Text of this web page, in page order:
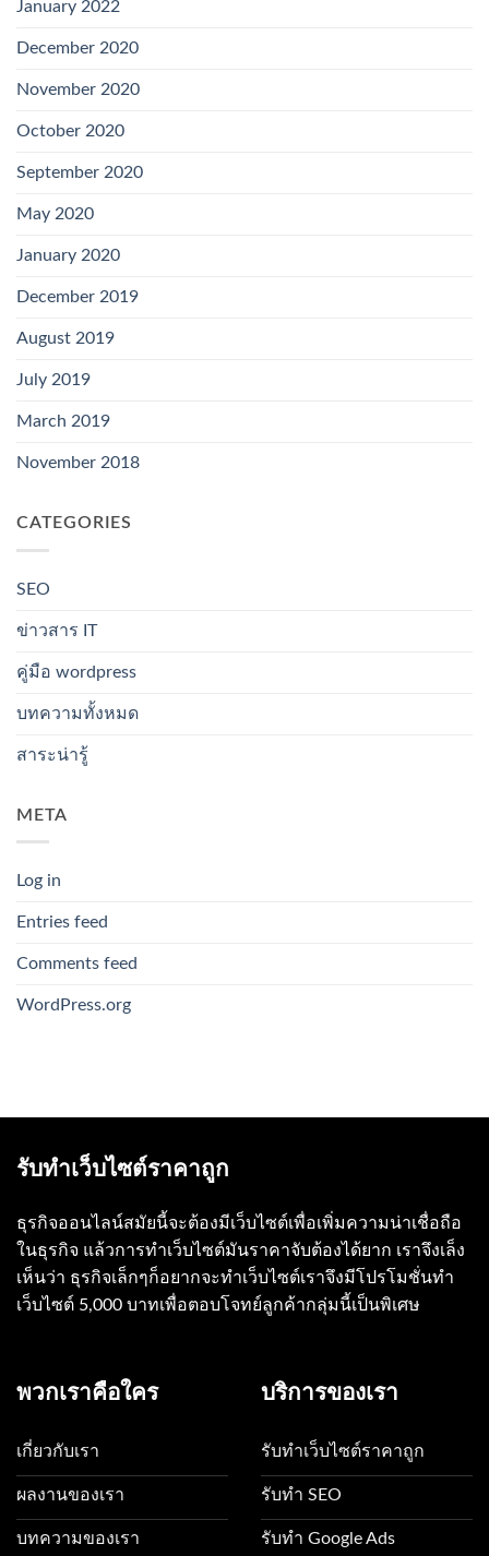
January 2022
December 2020
November 2020
October 2020
September 2020
May 2020
January 2020
December 2019
August 2019
July 2019
March 2019
November 2018
CATEGORIES
SEO
ข่าวสาร IT
คู่มือ wordpress
บทความทั้งหมด
สาระน่ารู้
META
Log in
Entries feed
Comments feed
WordPress.org
รับทำเว็บไซต์ราคาถูก
ธุรกิจออนไลน์สมัยนี้จะต้องมีเว็บไซต์เพื่อเพิ่มความน่าเชื่อถือ
ในธุรกิจ แล้วการทำเว็บไซต์มันราคาจับต้องได้ยาก เราจึงเล็ง
เห็นว่า ธุรกิจเล็กๆก็อยากจะทำเว็บไซต์เราจึงมีโปรโมชั่นทำ
เว็บไซต์ 5,000 บาทเพื่อตอบโจทย์ลูกค้ากลุ่มนี้เป็นพิเศษ
พวกเราคือใคร
เกี่ยวกับเรา
ผลงานของเรา
บทความของเรา
บริการของเรา
รับทำเว็บไซต์ราคาถูก
รับทำ SEO
รับทำ Google Ads